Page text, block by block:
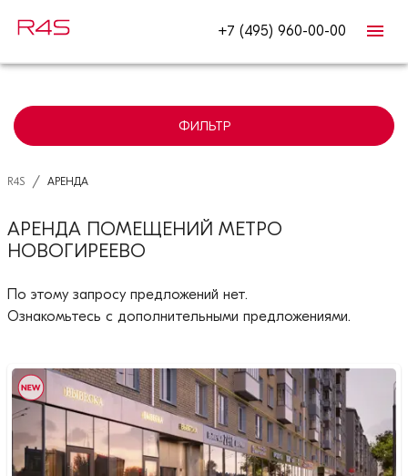
+7 (495) 960-00-00
ФИЛЬТР
R4S / АРЕНДА
АРЕНДА ПОМЕЩЕНИЙ МЕТРО
НОВОГИРЕЕВО
По этому запросу предложений нет.
Ознакомьтесь с дополнительными предложениями.